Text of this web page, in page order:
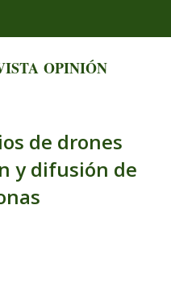
OPINIÓN
de drones
y difusión de